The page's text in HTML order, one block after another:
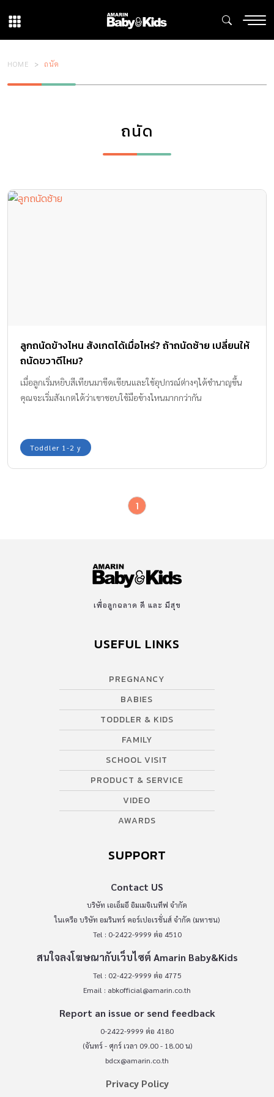
HOME ถนัด
ถนัด
ลูกถนัดข้างไหน สังเกตได้เมื่อไหร่? ถ้าถนัดซ้าย เปลี่ยนให้
ถนัดขวาดีไหม?
เมื่อลูกเริ่มหยิบสีเทียนมาขีดเขียนและใช้อุปกรณ์ต่างๆได้ชำนาญขึ้น
คุณจะเริ่มสังเกตได้ว่าเขาชอบใช้มือข้างไหนมากกว่ากัน
Toddler 1-2 y
1
เพื่อลูกฉลาด ดี และ มีสุข
USEFUL LINKS
PREGNANCY
BABIES
TODDLER & KIDS
FAMILY
SCHOOL VISIT
PRODUCT & SERVICE
VIDEO
AWARDS
SUPPORT
Contact US
บริษัท เอเอ็มอี อิมเมจิเนทีฟ จำกัด
ในเครือ บริษัท อมรินทร์ คอร์เปอเรชั่นส์ จำกัด (มหาชน)
Tel : 0-2422-9999 ต่อ 4510
สนใจลงโฆษณากับเว็บไซต์ Amarin Baby&Kids
Tel : 02-422-9999 ต่อ 4775
Email : abkofficial@amarin.co.th
Report an issue or send feedback
0-2422-9999 ต่อ 4180
(จันทร์ - ศุกร์ เวลา 09.00 - 18.00 น)
bdcx@amarin.co.th
Privacy Policy